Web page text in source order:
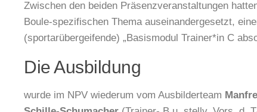
Zwischen den beiden Präsenzveranstaltungen
Boule-spezifischen Thema auseinandergesetzt,
(sportarübergeifende) „Basismodul Trainer*in C
Die Ausbildung
wurde im NPV wiederum vom Ausbilderteam